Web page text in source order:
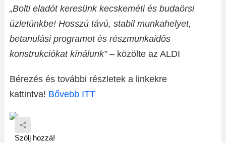
„Bolti eladót keresünk kecskeméti és budaörsi
üzletünkbe! Hosszú távú, stabil munkahelyet,
betanulási programot és részmunkaidős
konstrukciókat kínálunk”– közölte az ALDI
Bérezés és további részletek a linkekre
kattintva! Bővebb ITT
Szólj hozzá!